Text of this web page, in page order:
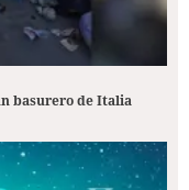
basurero de Italia